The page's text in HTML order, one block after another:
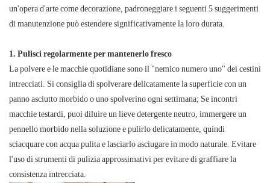
un'opera d'arte come decorazione, padroneggiare i seguenti 5 suggerimenti
di manutenzione può estendere significativamente la loro durata.
1. Pulisci regolarmente per mantenerlo fresco
La polvere e le macchie quotidiane sono il "nemico numero uno" dei cestini
intrecciati. Si consiglia di spolverare delicatamente la superficie con un
panno asciutto morbido o uno spolverino ogni settimana; Se incontri
macchie testardi, puoi diluire un lieve detergente neutro, immergere un
pennello morbido nella soluzione e pulirlo delicatamente, quindi
sciacquare con acqua pulita e lasciarlo asciugare in modo naturale. Evitare
l'uso di strumenti di pulizia approssimativi per evitare di graffiare la
consistenza intrecciata.